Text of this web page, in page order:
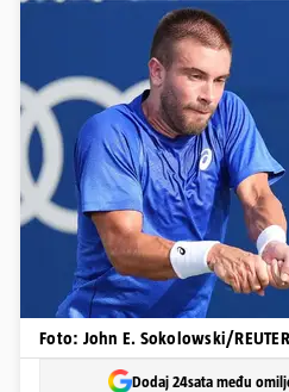
Foto: John E. Sokolowski/
Dodaj 24sata među